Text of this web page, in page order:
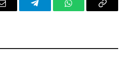
Email TelegramWhatsAppCopy